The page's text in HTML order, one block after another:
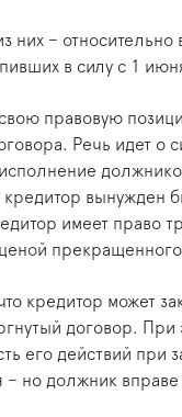
них –
в силу с 1
правовую
Речь идет о
вынужден
имеет право
прекращенного
кредитор может
договор. При
его действий
но должник вправе